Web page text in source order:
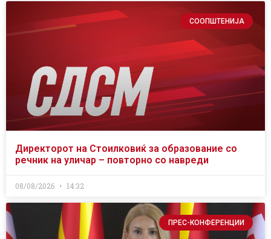
СООПШТЕНИЈА
Директорот на Стоилковиќ за образование со
речник на уличар – повторно со навреди
08/08/2026 14:32
ПРЕС-КОНФЕРЕНЦИИ